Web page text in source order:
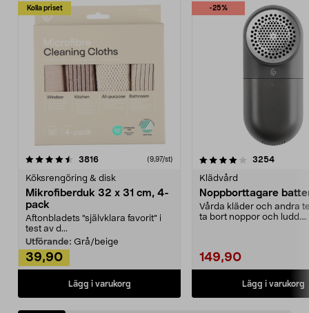
Kolla priset
3816recensioner (9,97/st)
Köksrengöring & disk
Mikrofiberduk 32 x 31 cm, 4-
pack
Aftonbladets "självklara favorit” i
test av d...
Utförande: Grå/beige
39,90
Lägg i varukorg
-25%
4.0av 5 stjärnor 3254
Klädvård
Noppborttagare
Vårda kläder och andra
ta bort noppor och ludd.
149,90
Lägg i varukorg
4.5av 5 stjärnor